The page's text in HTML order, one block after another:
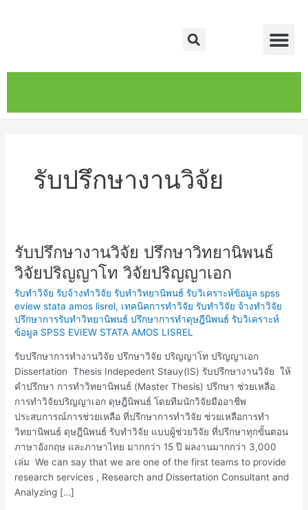
Search
รับปรึกษางานวิจัย
รับปรึกษางานวิจัย ปรึกษาวิทยานิพนธ์
วิจัยปริญญาโท วิจัยปริญญาเอก
รับทำวิจัย รับจ้างทำวิจัย รับทำวิทยานิพนธ์ รับวิเคราะห์ข้อมูล spss
eview stata amos lisrel, เทคนิคการทำวิจัย รับทำวิจัย จ้างทำวิจัย
ปรึกษาการรับทำวิทยานิพนธ์ ปรึกษาการทำดุษฎีนิพนธ์ รับวิเคราะห์
ข้อมูล SPSS EVIEW STATA AMOS LISREL
รับปรึกษาการทำงานวิจัย ปรึกษาวิจัย ปริญญาโท ปริญญาเอก
Dissertation Thesis Indepedent Stauy(IS) รับปรึกษางานวิจัย ให้
คำปรึกษา การทำวิทยานิพนธ์ (Master Thesis) ปรึกษา ช่วยเหลือ
การทำวิจัยปริญญาเอก ดุษฎีนิพนธ์ โดยทีมนักวิจัยมืออาชีพ
ประสบการณ์การช่วยเหลือ ที่ปรึกษาการทำวิจัย ช่วยเหลือการทำ
วิทยานิพนธ์ ดุษฎีนิพนธ์ รับทำวิจัย แบบผู้ช่วยวิจัย ที่ปรึกษาทุกขั้นตอน
ภาษาอังกฤษ และภาษาไทย มากกว่า 15 ปี ผลงานมากกว่า 3,000
เล่ม We can say that we are one of the first teams to provide
research services , Research and Dissertation Consultant and
Analyzing […]
รับ
ปรึกษา
งาน
วิจัย
ปรึกษา
วิทยานิพนธ์
วิจัย
ปริญญา
โท
วิจัย
ปริญญา
เอก